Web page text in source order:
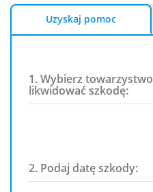
Uzyskaj pomoc
1. Wybierz
likwidować szkodę:
2. Podaj datę szkody: